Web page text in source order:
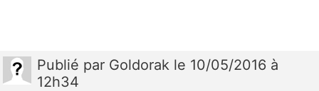
Publié par Goldorak le 10/05/2016 à
12h34